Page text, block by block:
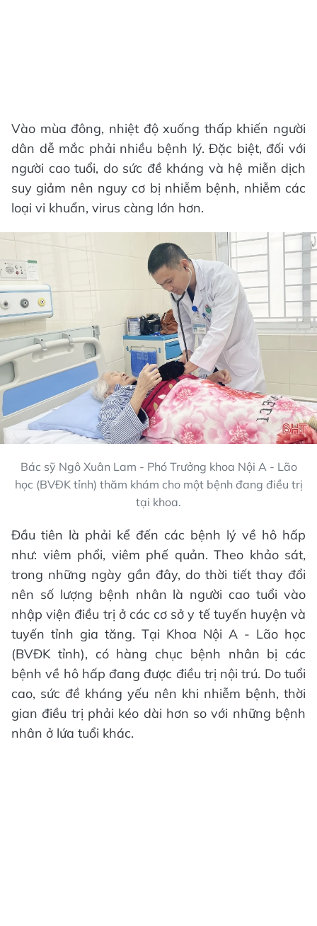
Vào mùa đông, nhiệt độ xuống thấp khiến người
dân dễ mắc phải nhiều bệnh lý. Đặc biệt, đối với
người cao tuổi, do sức đề kháng và hệ miễn dịch
suy giảm nên nguy cơ bị nhiễm bệnh, nhiễm các
loại vi khuẩn, virus càng lớn hơn.
Bác sỹ Ngô Xuân Lam - Phó Trưởng khoa Nội A - Lão
học (BVĐK tỉnh) thăm khám cho một bệnh đang điều trị
tại khoa.
Đầu tiên là phải kể đến các bệnh lý về hô hấp
như: viêm phổi, viêm phế quản. Theo khảo sát,
trong những ngày gần đây, do thời tiết thay đổi
nên số lượng bệnh nhân là người cao tuổi vào
nhập viện điều trị ở các cơ sở y tế tuyến huyện và
tuyến tỉnh gia tăng. Tại Khoa Nội A - Lão học
(BVĐK tỉnh), có hàng chục bệnh nhân bị các
bệnh về hô hấp đang được điều trị nội trú. Do tuổi
cao, sức đề kháng yếu nên khi nhiễm bệnh, thời
gian điều trị phải kéo dài hơn so với những bệnh
nhân ở lứa tuổi khác.